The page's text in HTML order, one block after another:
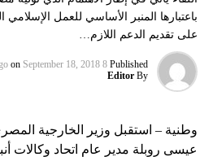
باعتبارها المنبر الأساسي للعمل
على تقديم الدعم اللازم…
Published
8 years ago
on September 18, 2018
By
Editor
وطنية – استقبل وزير الخارجية
عيسى روبلة مدير عام اتحاد وكالات